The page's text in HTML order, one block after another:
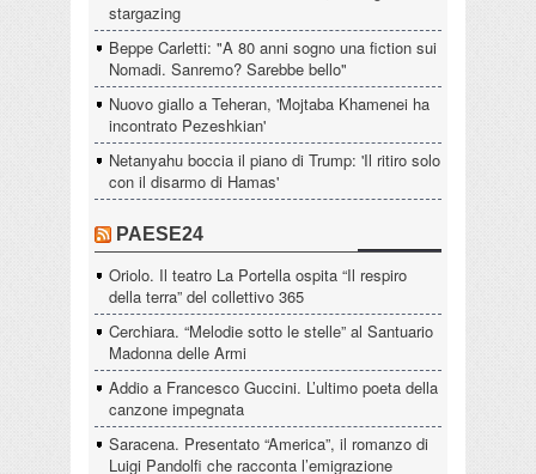
stargazing
Beppe Carletti: "A 80 anni sogno una fiction sui
Nomadi. Sanremo? Sarebbe bello"
Nuovo giallo a Teheran, 'Mojtaba Khamenei ha
incontrato Pezeshkian'
Netanyahu boccia il piano di Trump: 'Il ritiro solo
con il disarmo di Hamas'
PAESE24
Oriolo. Il teatro La Portella ospita “Il respiro
della terra” del collettivo 365
Cerchiara. “Melodie sotto le stelle” al Santuario
Madonna delle Armi
Addio a Francesco Guccini. L’ultimo poeta della
canzone impegnata
Saracena. Presentato “America”, il romanzo di
Luigi Pandolfi che racconta l’emigrazione